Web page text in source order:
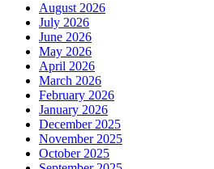
August 2026
July 2026
June 2026
May 2026
April 2026
March 2026
February 2026
January 2026
December 2025
November 2025
October 2025